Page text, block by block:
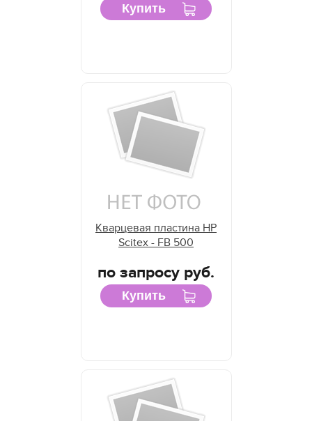
Купить
Кварцевая пластина HP
Scitex - FB 500
по запросу руб.
Купить